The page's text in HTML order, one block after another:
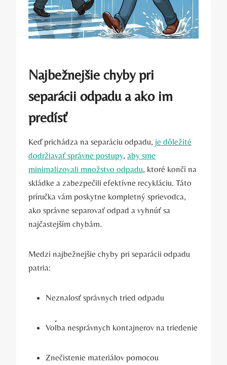
Najbežnejšie chyby pri
separácii odpadu a ako im
predísť
Keď prichádza na separáciu odpadu, je dôležité
dodržiavať správne postupy, aby sme
minimalizovali množstvo odpadu, ktoré končí na
skládke a zabezpečili efektívne recykláciu. Táto
príručka vám poskytne kompletný sprievodca,
ako správne separovať odpad a vyhnúť sa
najčastejším chybám.
Medzi najbežnejšie chyby pri separácii odpadu
patria:
Neznalosť správnych tried odpadu
Voľba nesprávnych kontajnerov na triedenie
Znečistenie materiálov pomocou